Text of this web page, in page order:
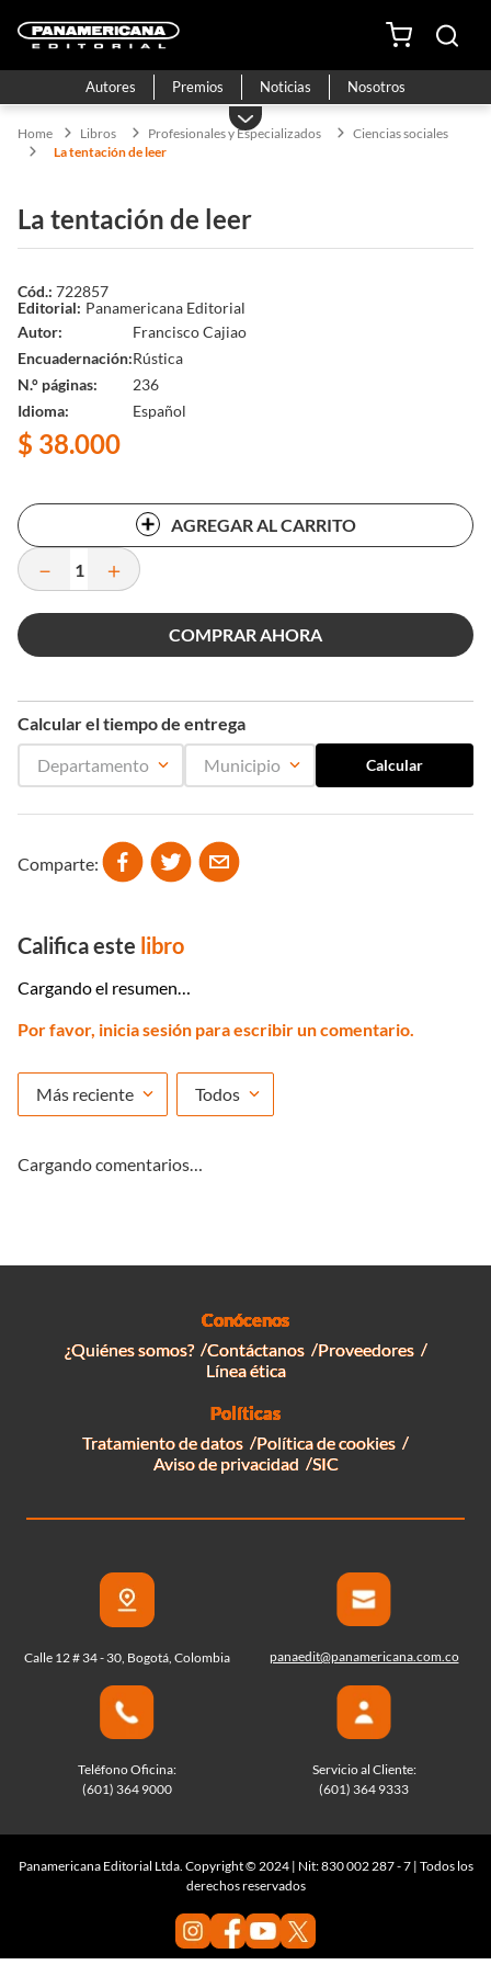
Autores Premios Noticias Nosotros
Libros Profesionales y Especializados
Ciencias sociales
La tentación de leer
La tentación de leer
Panamericana Editorial
722857
Autor
Encuadernación
N.° páginas
Idioma
Francisco Cajiao
Rústica
236
Español
$ 38.000
AGREGAR AL CARRITO
＋
－
COMPRAR AHORA
Calcular el tiempo de entrega
Departamento
Municipio
Comparte
Califica este libro
Cargando el resumen…
Por favor, inicia sesión para escribir un comentario.
Más reciente Todos
Cargando comentarios…
Conócenos
¿Quiénes somos?
Contáctanos
Proveedores
Línea ética
Políticas
Tratamiento de datos
Política de cookies
Aviso de privacidad
SIC
Calle 12 # 34 - 30, Bogotá, Colombia panaedit@panamericana.com.co
Teléfono Oficina:
(601) 364 9000
Servicio al Cliente:
(601) 364 9333
Panamericana Editorial Ltda. Copyright © 2024 | Nit: 830 002 287 - 7 | Todos los
derechos reservados